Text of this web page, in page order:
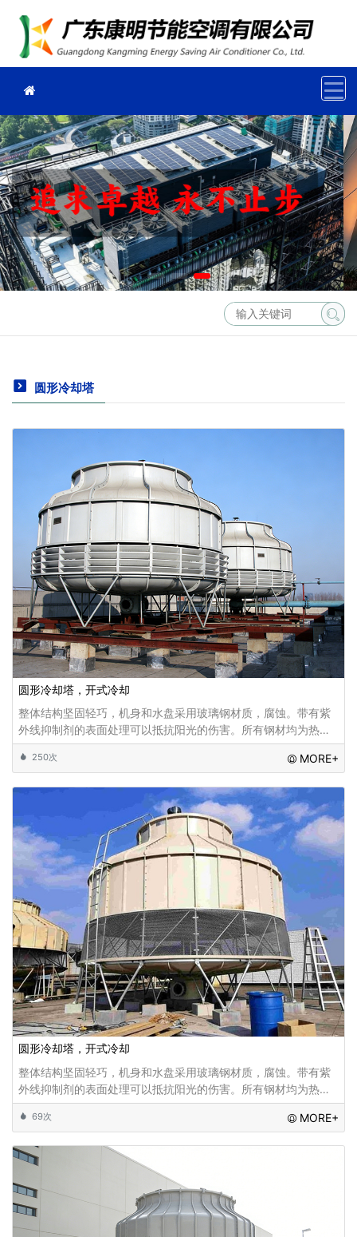
圆形冷却塔
圆形冷却塔，开式冷却
整体结构坚固轻巧，机身和水盘采用玻璃钢材质，腐蚀。带有紫
外线抑制剂的表面处理可以抵抗阳光的伤害。所有钢材均为热浸
镀锌，耐腐蚀且耐用。特别设计的轴流风机配有噪音低、风量充
足的皮带减速机、，并安装专用水滴消音毯消
250次 MORE+
圆形冷却塔，开式冷却
整体结构坚固轻巧，机身和水盘采用玻璃钢材质，腐蚀。带有紫
外线抑制剂的表面处理可以抵抗阳光的伤害。所有钢材均为热浸
镀锌，耐腐蚀且耐用。特别设计的轴流风机配有噪音低、风量充
足的皮带减速机、，并安装专用水滴消音毯消
69次 MORE+